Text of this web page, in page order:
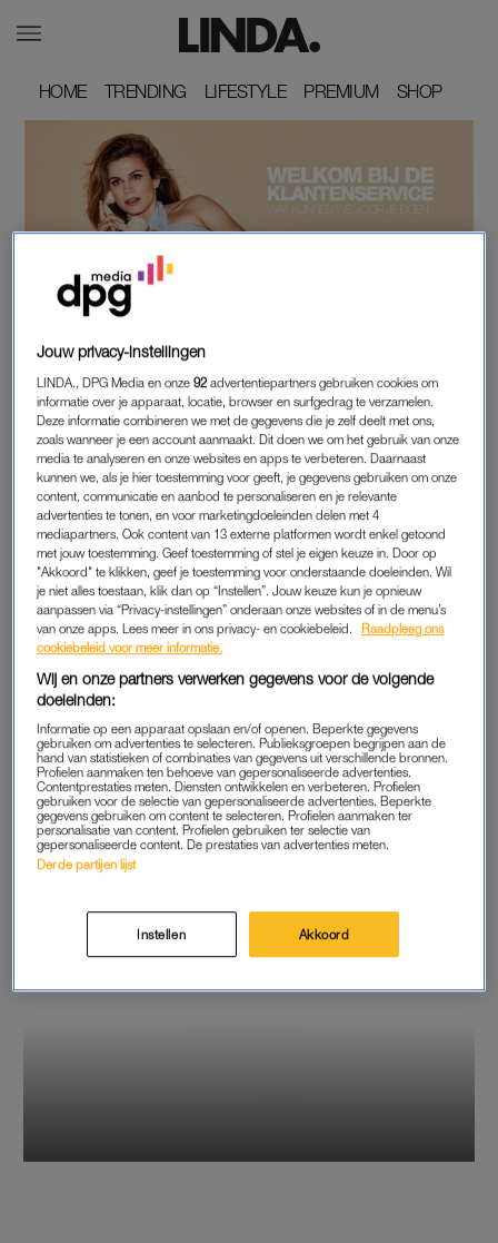
HOME
HOME TRENDING
TRENDING LIFESTYLE
LIFESTYLE PREMIUM
PREMIUM SHOP
SHOP
CONTACT.
LINDA.
Contact met de klantenservice
GOEIE VRAAG
Veelgestelde vragen
VEELGESTELDE VRAGEN.
LINDA.
Abonnement
Jouw privacy-instellingen
LINDA., DPG Media en onze92 advertentiepartners gebruiken cookies om
informatie over je apparaat, locatie, browser en surfgedrag te verzamelen.
Deze informatie combineren we met de gegevens die je zelf deelt met ons,
zoals wanneer je een account aanmaakt. Dit doen we om het gebruik van onze
media te analyseren en onze websites en apps te verbeteren. Daarnaast
kunnen we, als je hier toestemming voor geeft, je gegevens gebruiken om onze
content, communicatie en aanbod te personaliseren en je relevante
advertenties te tonen, en voor marketingdoeleinden delen met 4
mediapartners. Ook content van 13 externe platformen wordt enkel getoond
met jouw toestemming. Geef toestemming of stel je eigen keuze in. Door op
"Akkoord" te klikken, geef je toestemming voor onderstaande doeleinden. Wil
je niet alles toestaan, klik dan op “Instellen”. Jouw keuze kun je opnieuw
aanpassen via “Privacy-instellingen” onderaan onze websites of in de menu’s
van onze apps. Lees meer in ons privacy- en cookiebeleid.
Raadpleeg ons
cookiebeleid voor meer informatie.
Wij en onze partners verwerken gegevens voor de volgende
doeleinden:
Informatie op een apparaat opslaan en/of openen. Beperkte gegevens
gebruiken om advertenties te selecteren. Publieksgroepen begrijpen aan de
hand van statistieken of combinaties van gegevens uit verschillende bronnen.
Profielen aanmaken ten behoeve van gepersonaliseerde advertenties.
Contentprestaties meten. Diensten ontwikkelen en verbeteren. Profielen
gebruiken voor de selectie van gepersonaliseerde advertenties. Beperkte
gegevens gebruiken om content te selecteren. Profielen aanmaken ter
personalisatie van content. Profielen gebruiken ter selectie van
gepersonaliseerde content. De prestaties van advertenties meten.
Derde partijen lijst
Instellen Akkoord